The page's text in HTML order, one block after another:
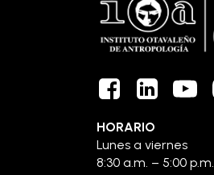
HORARIO
Lunes a viernes
8:30 a.m. – 5:00 p.m.